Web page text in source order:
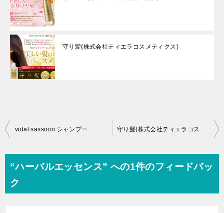
守り髪(株式会社ティエラコスメティクス)
投
ゲ
vidal sassoon シャンプー
“ハーバルエッセンス” への1件のフィードバッ
ク